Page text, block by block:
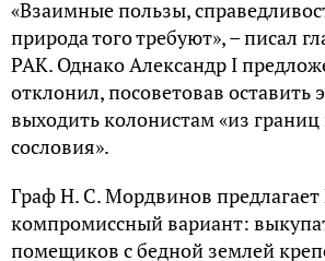
«Взаимные пользы,
природа того требуют», – писал
РАК. Однако Александр I
отклонил, посоветовав оставить
выходить колонистам «из границ
сословия».
Граф Н. С. Мордвинов
компромиссный вариант:
помещиков с бедной землей